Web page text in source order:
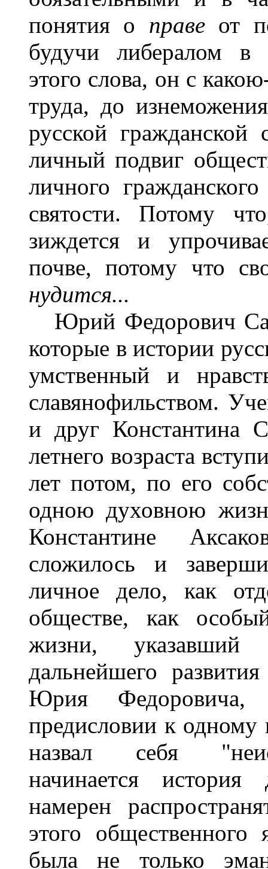
понятия о правеот
будучи либералом в
этого слова, он с
труда, до
русской
личный подвиг
личного
святости. Потому
зиждется и
почве, потому что
нудится...
Юрий Федорович
которые в истории
умственный и
славянофильством.
и друг Константина
летнего возраста
лет потом, по его
одною духовною
Константине
сложилось и
личное дело, как
обществе, как
жизни,
дальнейшего
Юрия
предисловии к одному
назвал себя
начинается
намерен
этого
была не только